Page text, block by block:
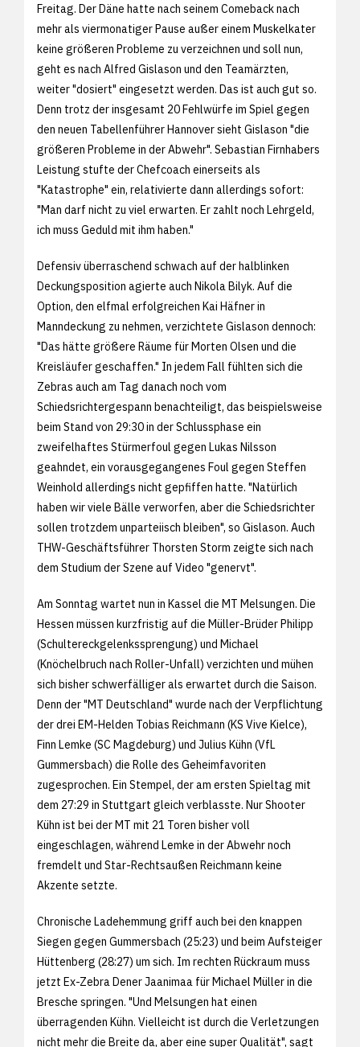
Freitag. Der Däne hatte nach seinem Comeback nach
mehr als viermonatiger Pause außer einem Muskelkater
keine größeren Probleme zu verzeichnen und soll nun,
geht es nach Alfred Gislason und den Teamärzten,
weiter "dosiert" eingesetzt werden. Das ist auch gut so.
Denn trotz der insgesamt 20 Fehlwürfe im Spiel gegen
den neuen Tabellenführer Hannover sieht Gislason "die
größeren Probleme in der Abwehr". Sebastian Firnhabers
Leistung stufte der Chefcoach einerseits als
"Katastrophe" ein, relativierte dann allerdings sofort:
"Man darf nicht zu viel erwarten. Er zahlt noch Lehrgeld,
ich muss Geduld mit ihm haben."
Defensiv überraschend schwach auf der halblinken
Deckungsposition agierte auch Nikola Bilyk. Auf die
Option, den elfmal erfolgreichen Kai Häfner in
Manndeckung zu nehmen, verzichtete Gislason dennoch:
"Das hätte größere Räume für Morten Olsen und die
Kreisläufer geschaffen." In jedem Fall fühlten sich die
Zebras auch am Tag danach noch vom
Schiedsrichtergespann benachteiligt, das beispielsweise
beim Stand von 29:30 in der Schlussphase ein
zweifelhaftes Stürmerfoul gegen Lukas Nilsson
geahndet, ein vorausgegangenes Foul gegen Steffen
Weinhold allerdings nicht gepfiffen hatte. "Natürlich
haben wir viele Bälle verworfen, aber die Schiedsrichter
sollen trotzdem unparteiisch bleiben", so Gislason. Auch
THW-Geschäftsführer Thorsten Storm zeigte sich nach
dem Studium der Szene auf Video "genervt".
Am Sonntag wartet nun in Kassel die MT Melsungen. Die
Hessen müssen kurzfristig auf die Müller-Brüder Philipp
(Schultereckgelenkssprengung) und Michael
(Knöchelbruch nach Roller-Unfall) verzichten und mühen
sich bisher schwerfälliger als erwartet durch die Saison.
Denn der "MT Deutschland" wurde nach der Verpflichtung
der drei EM-Helden Tobias Reichmann (KS Vive Kielce),
Finn Lemke (SC Magdeburg) und Julius Kühn (VfL
Gummersbach) die Rolle des Geheimfavoriten
zugesprochen. Ein Stempel, der am ersten Spieltag mit
dem 27:29 in Stuttgart gleich verblasste. Nur Shooter
Kühn ist bei der MT mit 21 Toren bisher voll
eingeschlagen, während Lemke in der Abwehr noch
fremdelt und Star-Rechtsaußen Reichmann keine
Akzente setzte.
Chronische Ladehemmung griff auch bei den knappen
Siegen gegen Gummersbach (25:23) und beim Aufsteiger
Hüttenberg (28:27) um sich. Im rechten Rückraum muss
jetzt Ex-Zebra Dener Jaanimaa für Michael Müller in die
Bresche springen. "Und Melsungen hat einen
überragenden Kühn. Vielleicht ist durch die Verletzungen
nicht mehr die Breite da, aber eine super Qualität", sagt